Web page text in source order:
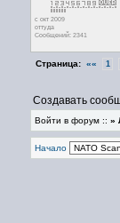
с окт 2009
оттуда
Сообщений: 2341
Страница: «« 1
Создавать
Войти в форум :: »
Начало